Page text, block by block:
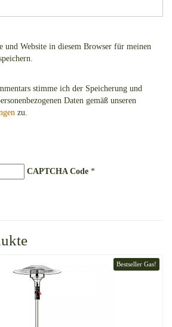
und Website in diesem Browser für meinen
stimme ich der Speicherung und
Daten gemäß unseren
zu.
CAPTCHA Code *
Bestseller Gas!